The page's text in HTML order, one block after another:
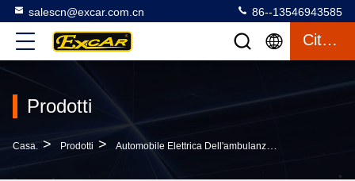
salescn@excar.com.cn 86--13546943585
Citazione
Prodotti
Casa. > Prodotti > Automobile Elettrica Dell'ambulanza